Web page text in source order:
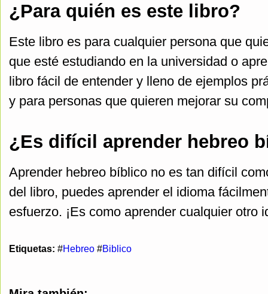
¿Para quién es este libro?
Este libro es para cualquier persona que
que esté estudiando en la universidad o
libro fácil de entender y lleno de ejemplos
y para personas que quieren mejorar su
¿Es difícil aprender hebreo
Aprender hebreo bíblico no es tan difícil
del libro, puedes aprender el idioma
esfuerzo. ¡Es como aprender cualquier otro
Etiquetas: #Hebreo #Biblico